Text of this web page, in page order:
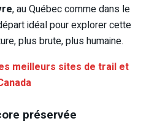
, au Québec comme dans le
idéal pour explorer cette
plus brute, plus humaine.
meilleurs sites de trail et
préservée